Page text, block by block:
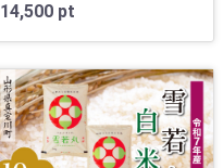
14,500 pt